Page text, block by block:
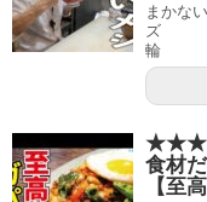
まかな
ズ
輪
★★★
食材
【至